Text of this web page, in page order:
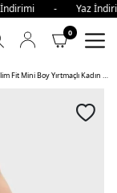
-
0
Calvin Klein Streç Logo Baskılı Slim Fit Mini Boy Yırtmaçlı Kadın Elbise BEH